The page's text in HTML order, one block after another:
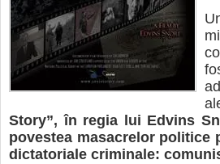
Story”, în regia lui Edvins
povestea masacrelor politice
dictatoriale criminale: